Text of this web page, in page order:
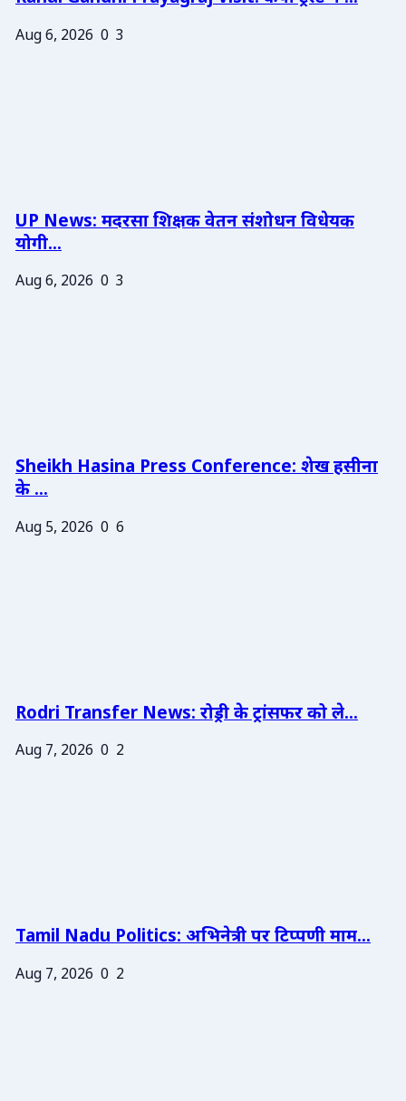
Aug 6, 2026 0 3
UP News: मदरसा शिक्षक वेतन संशोधन विधेयक
योगी...
Aug 6, 2026 0 3
Sheikh Hasina Press Conference: शेख हसीना
के ...
Aug 5, 2026 0 6
Rodri Transfer News: रोड्री के ट्रांसफर को ले...
Aug 7, 2026 0 2
Tamil Nadu Politics: अभिनेत्री पर टिप्पणी माम...
Aug 7, 2026 0 2